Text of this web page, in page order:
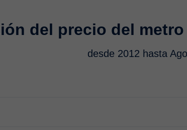
del precio del
desde 2012 hasta